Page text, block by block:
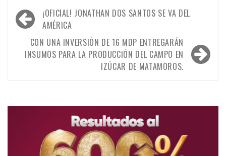
Navegación
de
entradas
¡OFICIAL! JONATHAN DOS SANTOS SE VA DEL
AMÉRICA
CON UNA INVERSIÓN DE 16 MDP ENTREGARÁN
INSUMOS PARA LA PRODUCCIÓN DEL CAMPO EN
IZÚCAR DE MATAMOROS.